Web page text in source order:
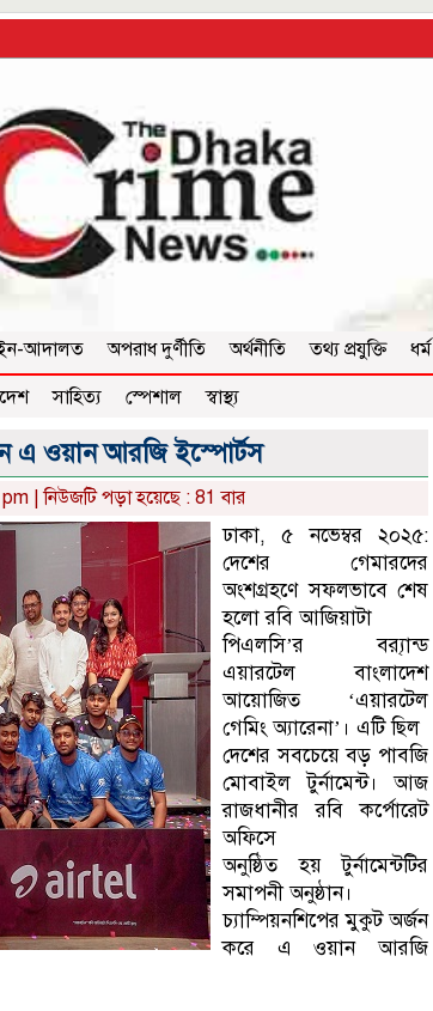
আদালত অপরাধ দুর্ণীতি অর্থনীতি তথ্য প্রযুক্তি ধর্ম
সাহিত্য স্পেশাল স্বাস্থ্য
এ ওয়ান আরজি ইস্পোর্টস
| নিউজটি পড়া হয়েছে : 81 বার
ঢাকা, ৫ নভেম্বর ২০২৫:
দেশের গেমারদের
অংশগ্রহণে সফলভাবে শেষ
হলো রবি আজিয়াটা
পিএলসি’র ব্র‍্যান্ড
এয়ারটেল বাংলাদেশ
আয়োজিত ‘এয়ারটেল
গেমিং অ্যারেনা’। এটি ছিল
দেশের সবচেয়ে বড় পাবজি
মোবাইল টুর্নামেন্ট। আজ
রাজধানীর রবি কর্পোরেট
অফিসে
অনুষ্ঠিত হয় টুর্নামেন্টটির
সমাপনী অনুষ্ঠান।
চ্যাম্পিয়নশিপের মুকুট অর্জন
করে এ ওয়ান আরজি